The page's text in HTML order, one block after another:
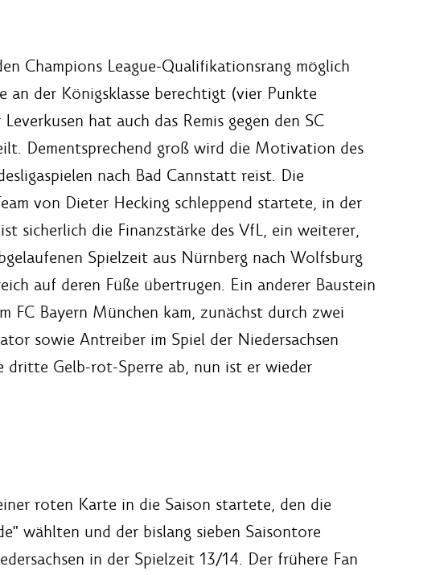
Champions League-Qualifikationsrang möglich
der Königsklasse berechtigt (vier Punkte
hat auch das Remis gegen den SC
Dementsprechend groß wird die Motivation des
nach Bad Cannstatt reist. Die
von Dieter Hecking schleppend startete, in der
sicherlich die Finanzstärke des VfL, ein weiterer,
Spielzeit aus Nürnberg nach Wolfsburg
auf deren Füße übertrugen. Ein anderer Baustein
FC Bayern München kam, zunächst durch zwei
sowie Antreiber im Spiel der Niedersachsen
dritte Gelb-rot-Sperre ab, nun ist er wieder
roten Karte in die Saison startete, den die
wählten und der bislang sieben Saisontore
in der Spielzeit 13/14. Der frühere Fan